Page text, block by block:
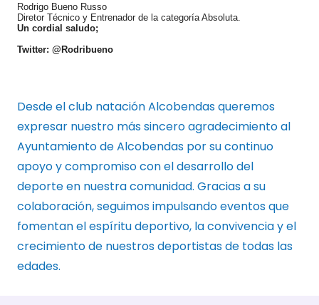
Rodrigo Bueno Russo
Diretor Técnico y Entrenador de la categoría Absoluta.
Un cordial saludo;
Twitter: @Rodribueno
Desde el club natación Alcobendas queremos
expresar nuestro más sincero agradecimiento al
Ayuntamiento de Alcobendas por su continuo
apoyo y compromiso con el desarrollo del
deporte en nuestra comunidad. Gracias a su
colaboración, seguimos impulsando eventos que
fomentan el espíritu deportivo, la convivencia y el
crecimiento de nuestros deportistas de todas las
edades.